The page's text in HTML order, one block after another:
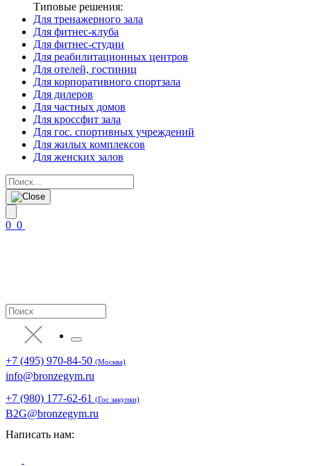
Типовые решения:
Для тренажерного зала
Для фитнес-клуба
Для фитнес-студии
Для реабилитационных центров
Для отелей, гостиниц
Для корпоративного спортзала
Для дилеров
Для частных домов
Для кроссфит зала
Для гос. спортивных учреждений
Для жилых комплексов
Для женских залов
0 0
+7 (495) 970-84-50 (Москва)
info@bronzegym.ru
+7 (980) 177-62-61 (Гос закупки)
B2G@bronzegym.ru
Написать нам: